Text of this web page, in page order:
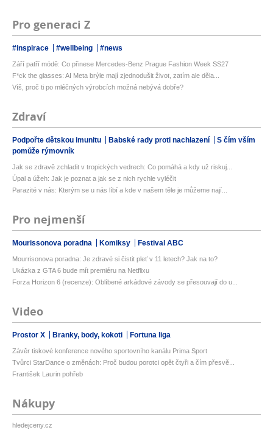
Pro generaci Z
#inspirace #wellbeing #news
Září patří módě: Co přinese Mercedes-Benz Prague Fashion Week SS27
F*ck the glasses: AI Meta brýle mají zjednodušit život, zatím ale děla...
Víš, proč ti po mléčných výrobcích možná nebývá dobře?
Zdraví
Podpořte dětskou imunitu Babské rady proti nachlazení
S čím vším
pomůže rýmovník
Jak se zdravě zchladit v tropických vedrech: Co pomáhá a kdy už riskuj...
Úpal a úžeh: Jak je poznat a jak se z nich rychle vyléčit
Parazité v nás: Kterým se u nás líbí a kde v našem těle je můžeme nají...
Pro nejmenší
Mourissonova poradna Komiksy Festival ABC
Mourrisonova poradna: Je zdravé si čistit pleť v 11 letech? Jak na to?
Ukázka z GTA 6 bude mít premiéru na Netflixu
Forza Horizon 6 (recenze): Oblíbené arkádové závody se přesouvají do u...
Video
Prostor X Branky, body, kokoti Fortuna liga
Závěr tiskové konference nového sportovního kanálu Prima Sport
Tvůrci StarDance o změnách: Proč budou porotci opět čtyři a čím přesvě...
František Laurin pohřeb
Nákupy
hledejceny.cz